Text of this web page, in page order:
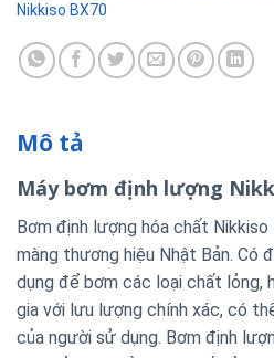
Nikkiso BX70
Mô tả
Máy bơm định lượng
Bơm định lượng hóa chất
màng thương hiệu Nhật Bản. Có
dụng để bơm các loại chất lỏng,
gia với lưu lượng chính xác, có
của người sử dụng. Bơm định